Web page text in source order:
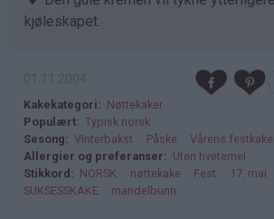
kjøleskapet.
Kakekategori
Nøttekaker
Populært
Typisk norsk
Sesong
Vinterbakst Påske Vårens
Allergier og preferanser
Uten hvetemel
Stikkord
NORSK nøttekake Fest 17. mai
SUKSESSKAKE
mandelbunn